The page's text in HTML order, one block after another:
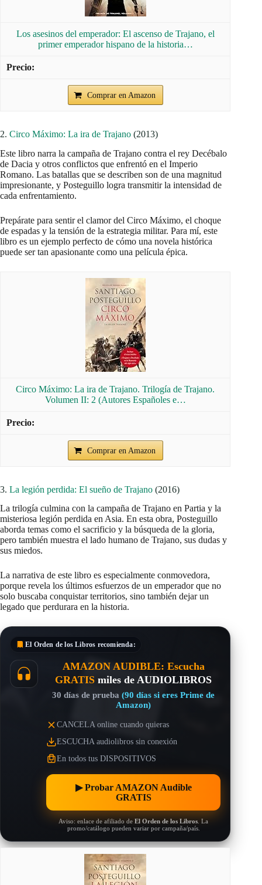
Los asesinos del emperador: El ascenso de Trajano, el
primer emperador hispano de la historia…
Comprar en Amazon
2. Circo Máximo: La ira de Trajano (2013)
Este libro narra la campaña de Trajano contra el rey Decébalo
de Dacia y otros conflictos que enfrentó en el Imperio
Romano. Las batallas que se describen son de una magnitud
impresionante, y Posteguillo logra transmitir la intensidad de
cada enfrentamiento.
Prepárate para sentir el clamor del Circo Máximo, el choque
de espadas y la tensión de la estrategia militar. Para mí, este
libro es un ejemplo perfecto de cómo una novela histórica
puede ser tan apasionante como una película épica.
Circo Máximo: La ira de Trajano. Trilogía de Trajano.
Volumen II: 2 (Autores Españoles e…
Comprar en Amazon
3. La legión perdida: El sueño de Trajano (2016)
La trilogía culmina con la campaña de Trajano en Partia y la
misteriosa legión perdida en Asia. En esta obra, Posteguillo
aborda temas como el sacrificio y la búsqueda de la gloria,
pero también muestra el lado humano de Trajano, sus dudas y
sus miedos.
La narrativa de este libro es especialmente conmovedora,
porque revela los últimos esfuerzos de un emperador que no
solo buscaba conquistar territorios, sino también dejar un
legado que perdurara en la historia.
El Orden de los Libros recomienda:
AMAZON AUDIBLE: Escucha
GRATIS miles de AUDIOLIBROS
30 días de prueba(90 días si eres Prime de
Amazon)
CANCELA online cuando quieras
ESCUCHA audiolibros sin conexión
En todos tus DISPOSITIVOS
▶︎ Probar AMAZON Audible
GRATIS
Aviso: enlace de afiliado deEl Orden de los Libros . La
promo/catálogo pueden variar por campaña/país.